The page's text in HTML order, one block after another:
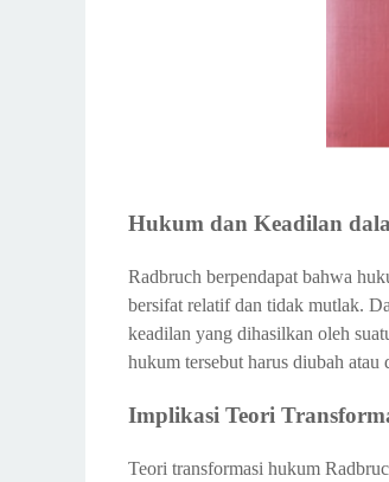
Hukum dan Keadilan
Radbruch berpendapat bahwa
bersifat relatif dan tidak mutlak.
keadilan yang dihasilkan oleh
hukum tersebut harus diubah
Implikasi Teori
Teori transformasi hukum